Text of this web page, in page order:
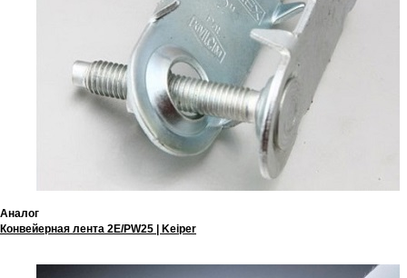
Аналог
Конвейерная лента 2E/PW25 | Keiper